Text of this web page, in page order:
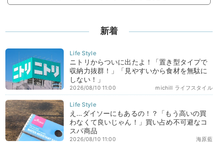
新着
ニトリからついに出たよ！「置き型タイプで
収納力抜群！」「見やすいから食材を無駄に
しない！」
michill ライフスタイル
2026/08/10 11:00
え…ダイソーにもあるの！？「もう高いの買
わなくて良いじゃん！」買い占め不可避なコ
スパ商品
海原藍
2026/08/10 11:00